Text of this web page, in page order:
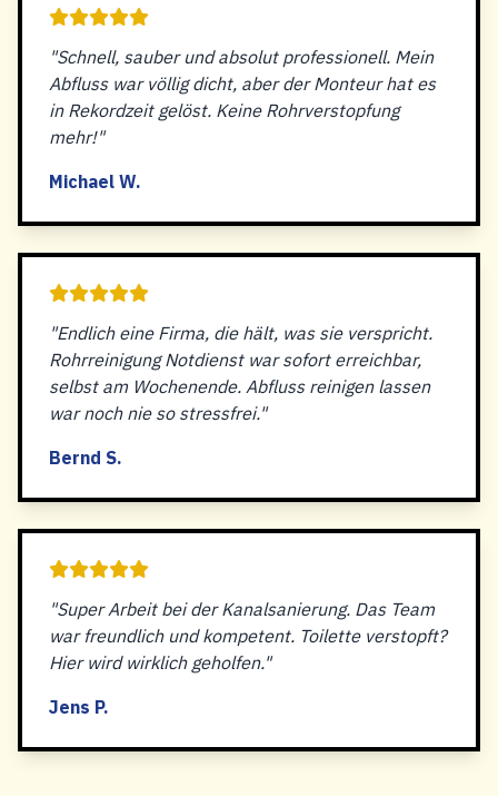
"Schnell, sauber und absolut professionell. Mein
Abfluss war völlig dicht, aber der Monteur hat es
in Rekordzeit gelöst. Keine Rohrverstopfung
mehr!"
Michael W.
"Endlich eine Firma, die hält, was sie verspricht.
Rohrreinigung Notdienst war sofort erreichbar,
selbst am Wochenende. Abfluss reinigen lassen
war noch nie so stressfrei."
Bernd S.
"Super Arbeit bei der Kanalsanierung. Das Team
war freundlich und kompetent. Toilette verstopft?
Hier wird wirklich geholfen."
Jens P.